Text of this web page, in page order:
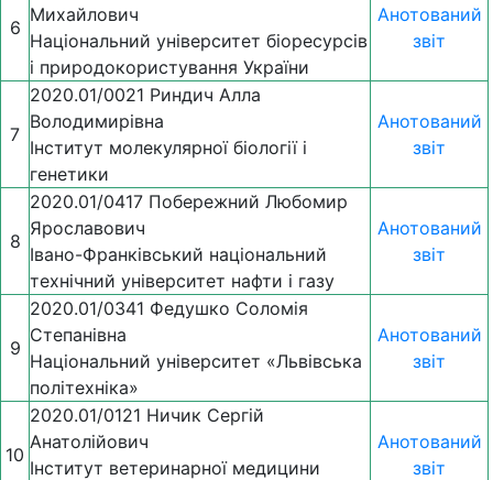
6
Михайлович
Національний університет біоресурсів
і природокористування України
Анотований
звіт
7
2020.01/0021 Риндич Алла
Володимирівна
Інститут молекулярної біології і
генетики
Анотований
звіт
8
2020.01/0417 Побережний Любомир
Ярославович
Івано-Франківський національний
технічний університет нафти і газу
Анотований
звіт
9
2020.01/0341 Федушко Соломія
Степанівна
Національний університет «Львівська
політехніка»
Анотований
звіт
10
2020.01/0121 Ничик Сергій
Анатолійович
Інститут ветеринарної медицини
Анотований
звіт